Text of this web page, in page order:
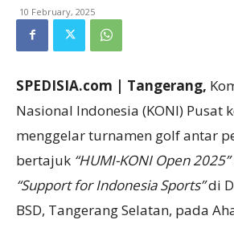
10 February, 2025
SPEDISIA.com | Tangerang,
Nasional Indonesia (KONI) Pusat
menggelar turnamen golf antar
bertajuk “HUMI-KONI Open
“Support for Indonesia Sports”di
BSD, Tangerang Selatan, pada